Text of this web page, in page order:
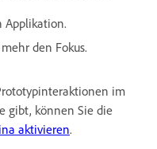
Applikation.
den Fokus.
im
gibt, können Sie die
aktivieren.